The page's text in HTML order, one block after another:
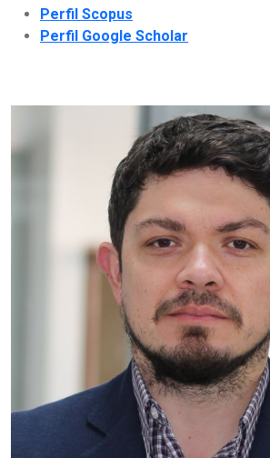
Perfil Scopus
Perfil Google Scholar